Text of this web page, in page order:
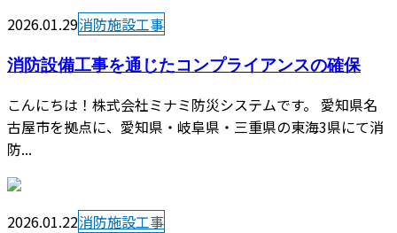
2026.01.29消防施設工事
消防設備工事を通じたコンプライアンスの確保
こんにちは！株式会社ミナミ防災システムです。 愛知県名
古屋市を拠点に、愛知県・岐阜県・三重県の東海3県にて消
防...
2026.01.22消防施設工事